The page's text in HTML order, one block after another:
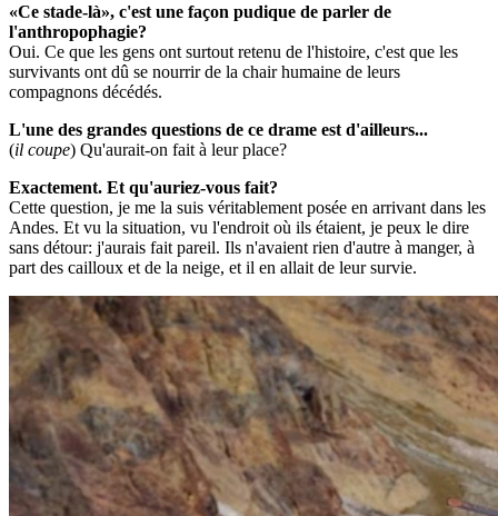
«Ce stade-là», c'est une façon pudique de parler de
l'anthropophagie?
Oui. Ce que les gens ont surtout retenu de l'histoire, c'est que les
survivants ont dû se nourrir de la chair humaine de leurs
compagnons décédés.
L'une des grandes questions de ce drame est d'ailleurs...
(il coupe) Qu'aurait-on fait à leur place?​
Exactement. Et qu'auriez-vous fait?
Cette question, je me la suis véritablement posée en arrivant dans les
Andes. Et vu la situation, vu l'endroit où ils étaient, je peux le dire
sans détour: j'aurais fait pareil. Ils n'avaient rien d'autre à manger, à
part des cailloux et de la neige, et il en allait de leur survie.